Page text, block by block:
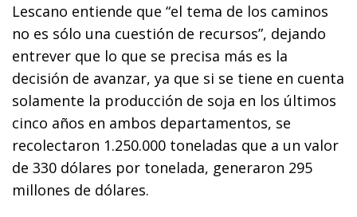
Lescano entiende que “el tema de los caminos
no es sólo una cuestión de recursos”, dejando
entrever que lo que se precisa más es la
decisión de avanzar, ya que si se tiene en cuenta
solamente la producción de soja en los últimos
cinco años en ambos departamentos, se
recolectaron 1.250.000 toneladas que a un valor
de 330 dólares por tonelada, generaron 295
millones de dólares.